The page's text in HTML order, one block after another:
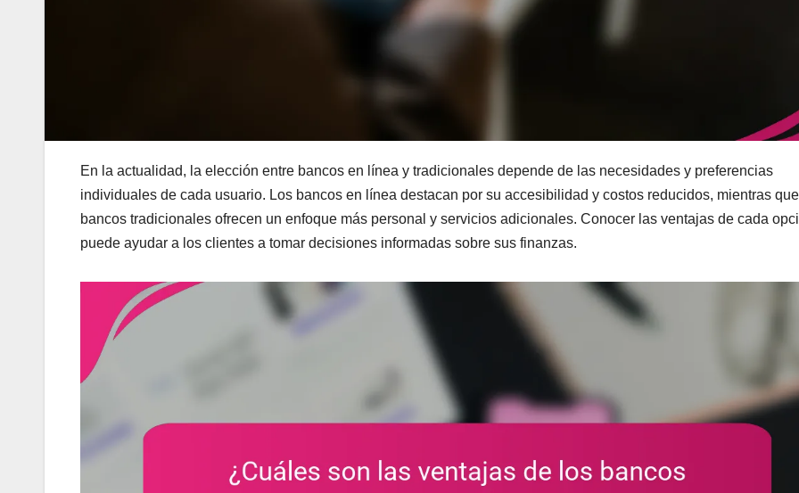
En la actualidad, la elección entre bancos en línea y tradicionales depende de las necesidades y preferencias
individuales de cada usuario. Los bancos en línea destacan por su accesibilidad y costos reducidos, mientras
bancos tradicionales ofrecen un enfoque más personal y servicios adicionales. Conocer las ventajas de cada
puede ayudar a los clientes a tomar decisiones informadas sobre sus finanzas.